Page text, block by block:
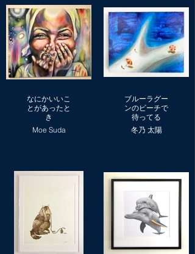
なにかいいこ
とがあったと
き
Moe Suda
ブルーラグー
ンのビーチで
待ってる
冬乃 太陽